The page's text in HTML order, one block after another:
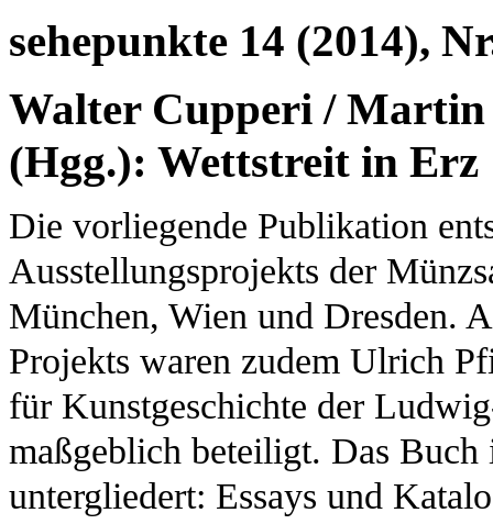
sehepunkte 14 (2014),
Walter Cupperi /
(Hgg.): Wettstreit in Erz
Die vorliegende Publikation
Ausstellungsprojekts der
München, Wien und Dresden.
Projekts waren zudem Ulrich
für Kunstgeschichte der
maßgeblich beteiligt. Das
untergliedert: Essays und